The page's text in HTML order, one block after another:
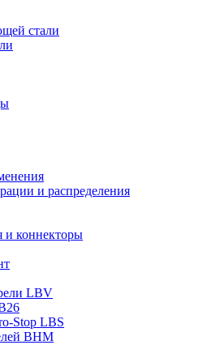
стали
и распределения
и коннекторы
LBV
Stop LBS
BHM